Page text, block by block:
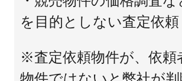
を目的としない査定依頼
※査定依頼物件が、依頼